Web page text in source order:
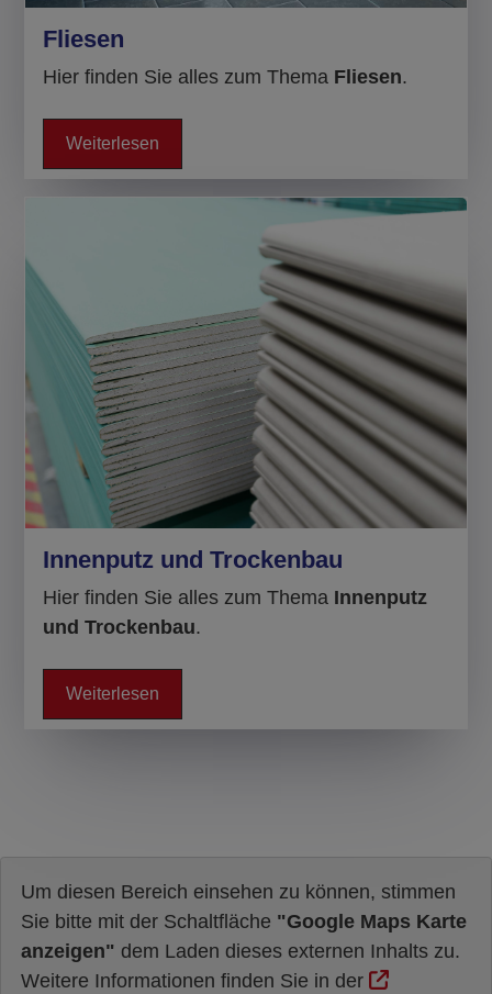
Fliesen
Hier finden Sie alles zum Thema Fliesen.
Weiterlesen
Innenputz und Trockenbau
Hier finden Sie alles zum Thema Innenputz
und Trockenbau.
Weiterlesen
Um diesen Bereich einsehen zu können, stimmen
Sie bitte mit der Schaltfläche "Google Maps Karte
anzeigen" dem Laden dieses externen Inhalts zu.
Weitere Informationen finden Sie in der